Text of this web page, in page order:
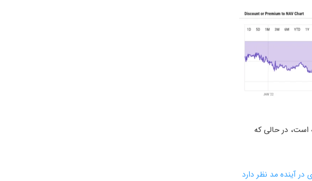
دلار خروجی داشته است، در حالی که
در‌ آینده مد نظر دارد